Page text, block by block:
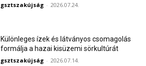
gsztszakújság - 2026.07.24.
Különleges ízek és látványos csomagolás
formálja a hazai kisüzemi sörkultúrát
gsztszakújság - 2026.07.14.